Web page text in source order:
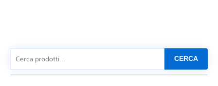
CERCA